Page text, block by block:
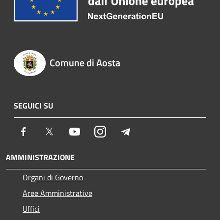
Comune di Aosta
SEGUICI SU
Facebook Twitter YoutubeInstagram
AMMINISTRAZIONE
Organi di Governo
Aree Amministrative
Uffici